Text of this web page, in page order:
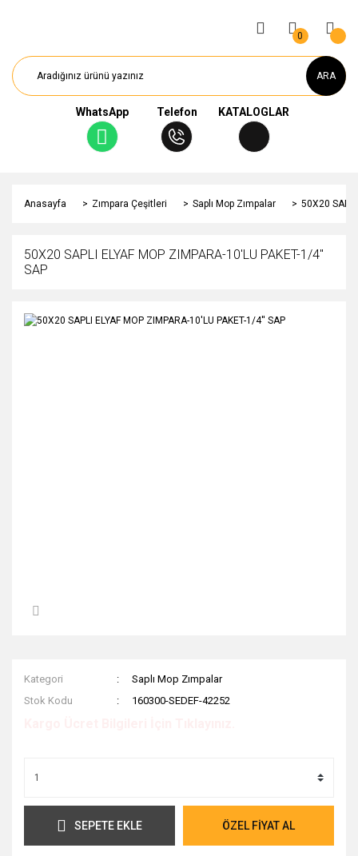
ARA
WhatsApp Telefon KATALOGLAR
0
Anasayfa Zımpara Çeşitleri Saplı Mop Zımpalar 50X20
50X20 SAPLI ELYAF MOP ZIMPARA-10'LU PAKET-1/4''
SAP
Kategori
Saplı Mop Zımpalar
Stok Kodu
160300-SEDEF-42252
SEPETE EKLE ÖZEL FİYAT AL